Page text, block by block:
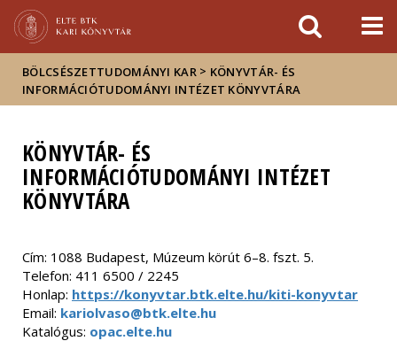
sajtóban
BÖLCSÉSZETTUDOMÁNYI KAR > KÖNYVTÁR- ÉS
INFORMÁCIÓTUDOMÁNYI INTÉZET KÖNYVTÁRA
KÖNYVTÁR- ÉS
INFORMÁCIÓTUDOMÁNYI INTÉZET
KÖNYVTÁRA
Cím: 1088 Budapest, Múzeum körút 6–8. fszt. 5.
Telefon: 411 6500 / 2245
Honlap: https://konyvtar.btk.elte.hu/kiti-konyvtar
Email: kariolvaso@btk.elte.hu
Katalógus: opac.elte.hu